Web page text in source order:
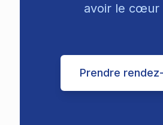
avoir le cœur
Prendre